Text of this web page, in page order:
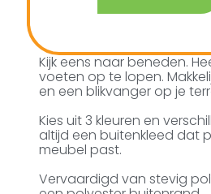
Kijk eens naar beneden.
voeten op te lopen.
en een blikvanger op je
Kies uit 3 kleuren en
altijd een buitenkleed dat
meubel past.
Vervaardigd van stevig